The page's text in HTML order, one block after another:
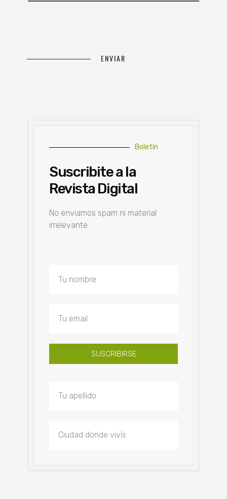
Boletín
Suscribite a la
Revista Digital
No enviamos spam ni material
irrelevante.
SUSCRIBIRSE